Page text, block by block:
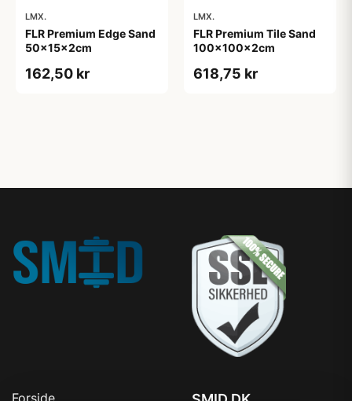
LMX.
FLR Premium Edge Sand
50x15x2cm
162,50 kr
LMX.
FLR Premium Tile Sand
100x100x2cm
618,75 kr
Forside